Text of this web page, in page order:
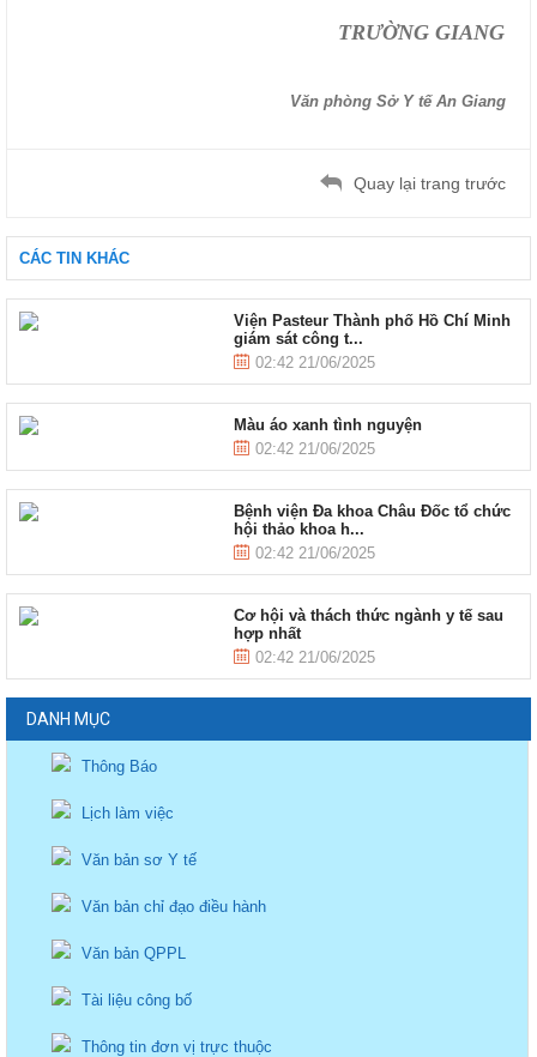
TRƯỜNG GIANG
Văn phòng Sở Y tế An Giang
Quay lại trang trước
CÁC TIN KHÁC
Viện Pasteur Thành phố Hồ Chí Minh
giám sát công t...
02:42 21/06/2025
Màu áo xanh tình nguyện
02:42 21/06/2025
Bệnh viện Đa khoa Châu Đốc tổ chức
hội thảo khoa h...
02:42 21/06/2025
Cơ hội và thách thức ngành y tế sau
hợp nhất
02:42 21/06/2025
DANH MỤC
Thông Báo
Lịch làm việc
Văn bản sơ Y tế
Văn bản chỉ đạo điều hành
Văn bản QPPL
Tài liệu công bố
Thông tin đơn vị trực thuộc